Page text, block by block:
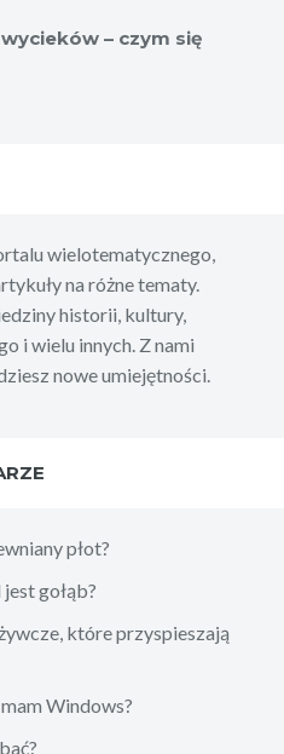
– czym się
wielotematycznego,
na różne tematy.
historii, kultury,
i wielu innych. Z nami
nowe umiejętności.
płot?
gołąb?
które przyspieszają
Windows?